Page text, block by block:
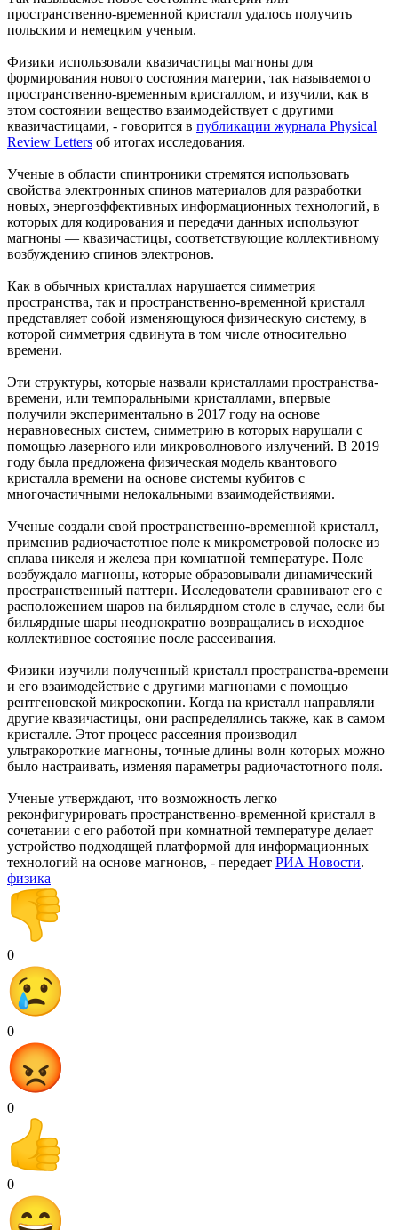
пространственно-временной кристалл удалось получить
польским и немецким ученым.
Физики использовали квазичастицы магноны для
формирования нового состояния материи, так называемого
пространственно-временным кристаллом, и изучили, как в
этом состоянии вещество взаимодействует с другими
квазичастицами, - говорится в публикации журнала Physical
Review Letters об итогах исследования.
Ученые в области спинтроники стремятся использовать
свойства электронных спинов материалов для разработки
новых, энергоэффективных информационных технологий, в
которых для кодирования и передачи данных используют
магноны — квазичастицы, соответствующие коллективному
возбуждению спинов электронов.
Как в обычных кристаллах нарушается симметрия
пространства, так и пространственно-временной кристалл
представляет собой изменяющуюся физическую систему, в
которой симметрия сдвинута в том числе относительно
времени.
Эти структуры, которые назвали кристаллами пространства-
времени, или темпоральными кристаллами, впервые
получили экспериментально в 2017 году на основе
неравновесных систем, симметрию в которых нарушали с
помощью лазерного или микроволнового излучений. В 2019
году была предложена физическая модель квантового
кристалла времени на основе системы кубитов с
многочастичными нелокальными взаимодействиями.
Ученые создали свой пространственно-временной кристалл,
применив радиочастотное поле к микрометровой полоске из
сплава никеля и железа при комнатной температуре. Поле
возбуждало магноны, которые образовывали динамический
пространственный паттерн. Исследователи сравнивают его с
расположением шаров на бильярдном столе в случае, если бы
бильярдные шары неоднократно возвращались в исходное
коллективное состояние после рассеивания.
Физики изучили полученный кристалл пространства-времени
и его взаимодействие с другими магнонами с помощью
рентгеновской микроскопии. Когда на кристалл направляли
другие квазичастицы, они распределялись также, как в самом
кристалле. Этот процесс рассеяния производил
ультракороткие магноны, точные длины волн которых можно
было настраивать, изменяя параметры радиочастотного поля.
Ученые утверждают, что возможность легко
реконфигурировать пространственно-временной кристалл в
сочетании с его работой при комнатной температуре делает
устройство подходящей платформой для информационных
технологий на основе магнонов, - передает РИА Новости.
физика
0
0
0
0